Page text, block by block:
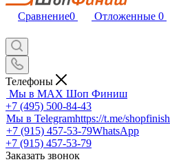
Сравнение0 Отложенные 0
Телефоны
Мы в MAX Шоп Финиш
+7 (495) 500-84-43
Мы в Telegramhttps://t.me/shopfinish
+7 (915) 457-53-79WhatsApp
+7 (915) 457-53-79
Заказать звонок